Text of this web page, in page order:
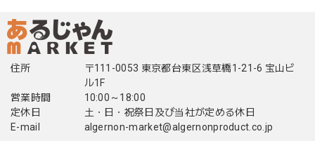
住所
〒111-0053 東京都台東区浅草橋1-21-6 宝山ビ
ル1F
営業時間
10:00～18:00
定休日
土・日・祝祭日及び当社が定める休日
E-mail
algernon-market@algernonproduct.co.jp